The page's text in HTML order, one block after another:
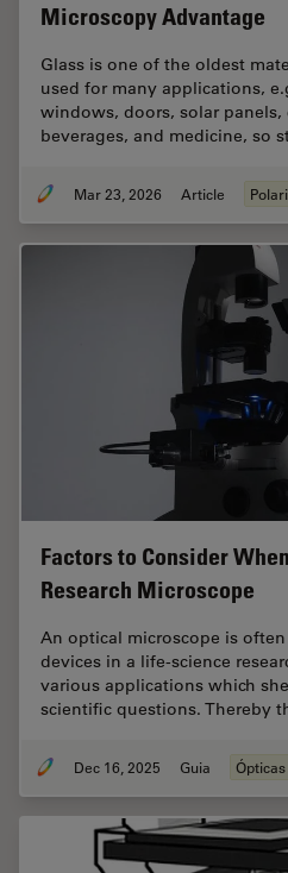
Microscopy Advantage
Glass is one of the oldest
used for many applications,
windows, doors, solar
beverages, and medicine, so
Mar 23, 2026 Article
Factors to Consider
Research Microscope
An optical microscope is
devices in a life-science
various applications which
scientific questions. Thereby
Dec 16, 2025 Guia Ópticas